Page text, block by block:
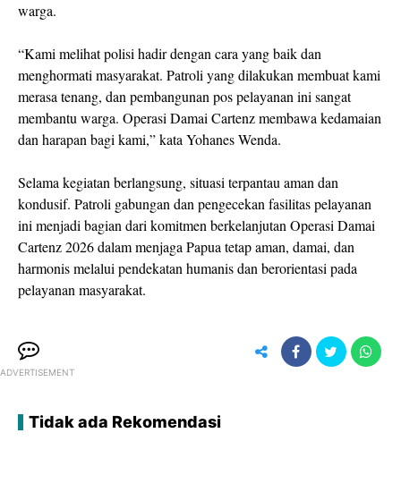
warga.
“Kami melihat polisi hadir dengan cara yang baik dan
menghormati masyarakat. Patroli yang dilakukan membuat kami
merasa tenang, dan pembangunan pos pelayanan ini sangat
membantu warga. Operasi Damai Cartenz membawa kedamaian
dan harapan bagi kami,” kata Yohanes Wenda.
Selama kegiatan berlangsung, situasi terpantau aman dan
kondusif. Patroli gabungan dan pengecekan fasilitas pelayanan
ini menjadi bagian dari komitmen berkelanjutan Operasi Damai
Cartenz 2026 dalam menjaga Papua tetap aman, damai, dan
harmonis melalui pendekatan humanis dan berorientasi pada
pelayanan masyarakat.
ADVERTISEMENT
Tidak ada Rekomendasi